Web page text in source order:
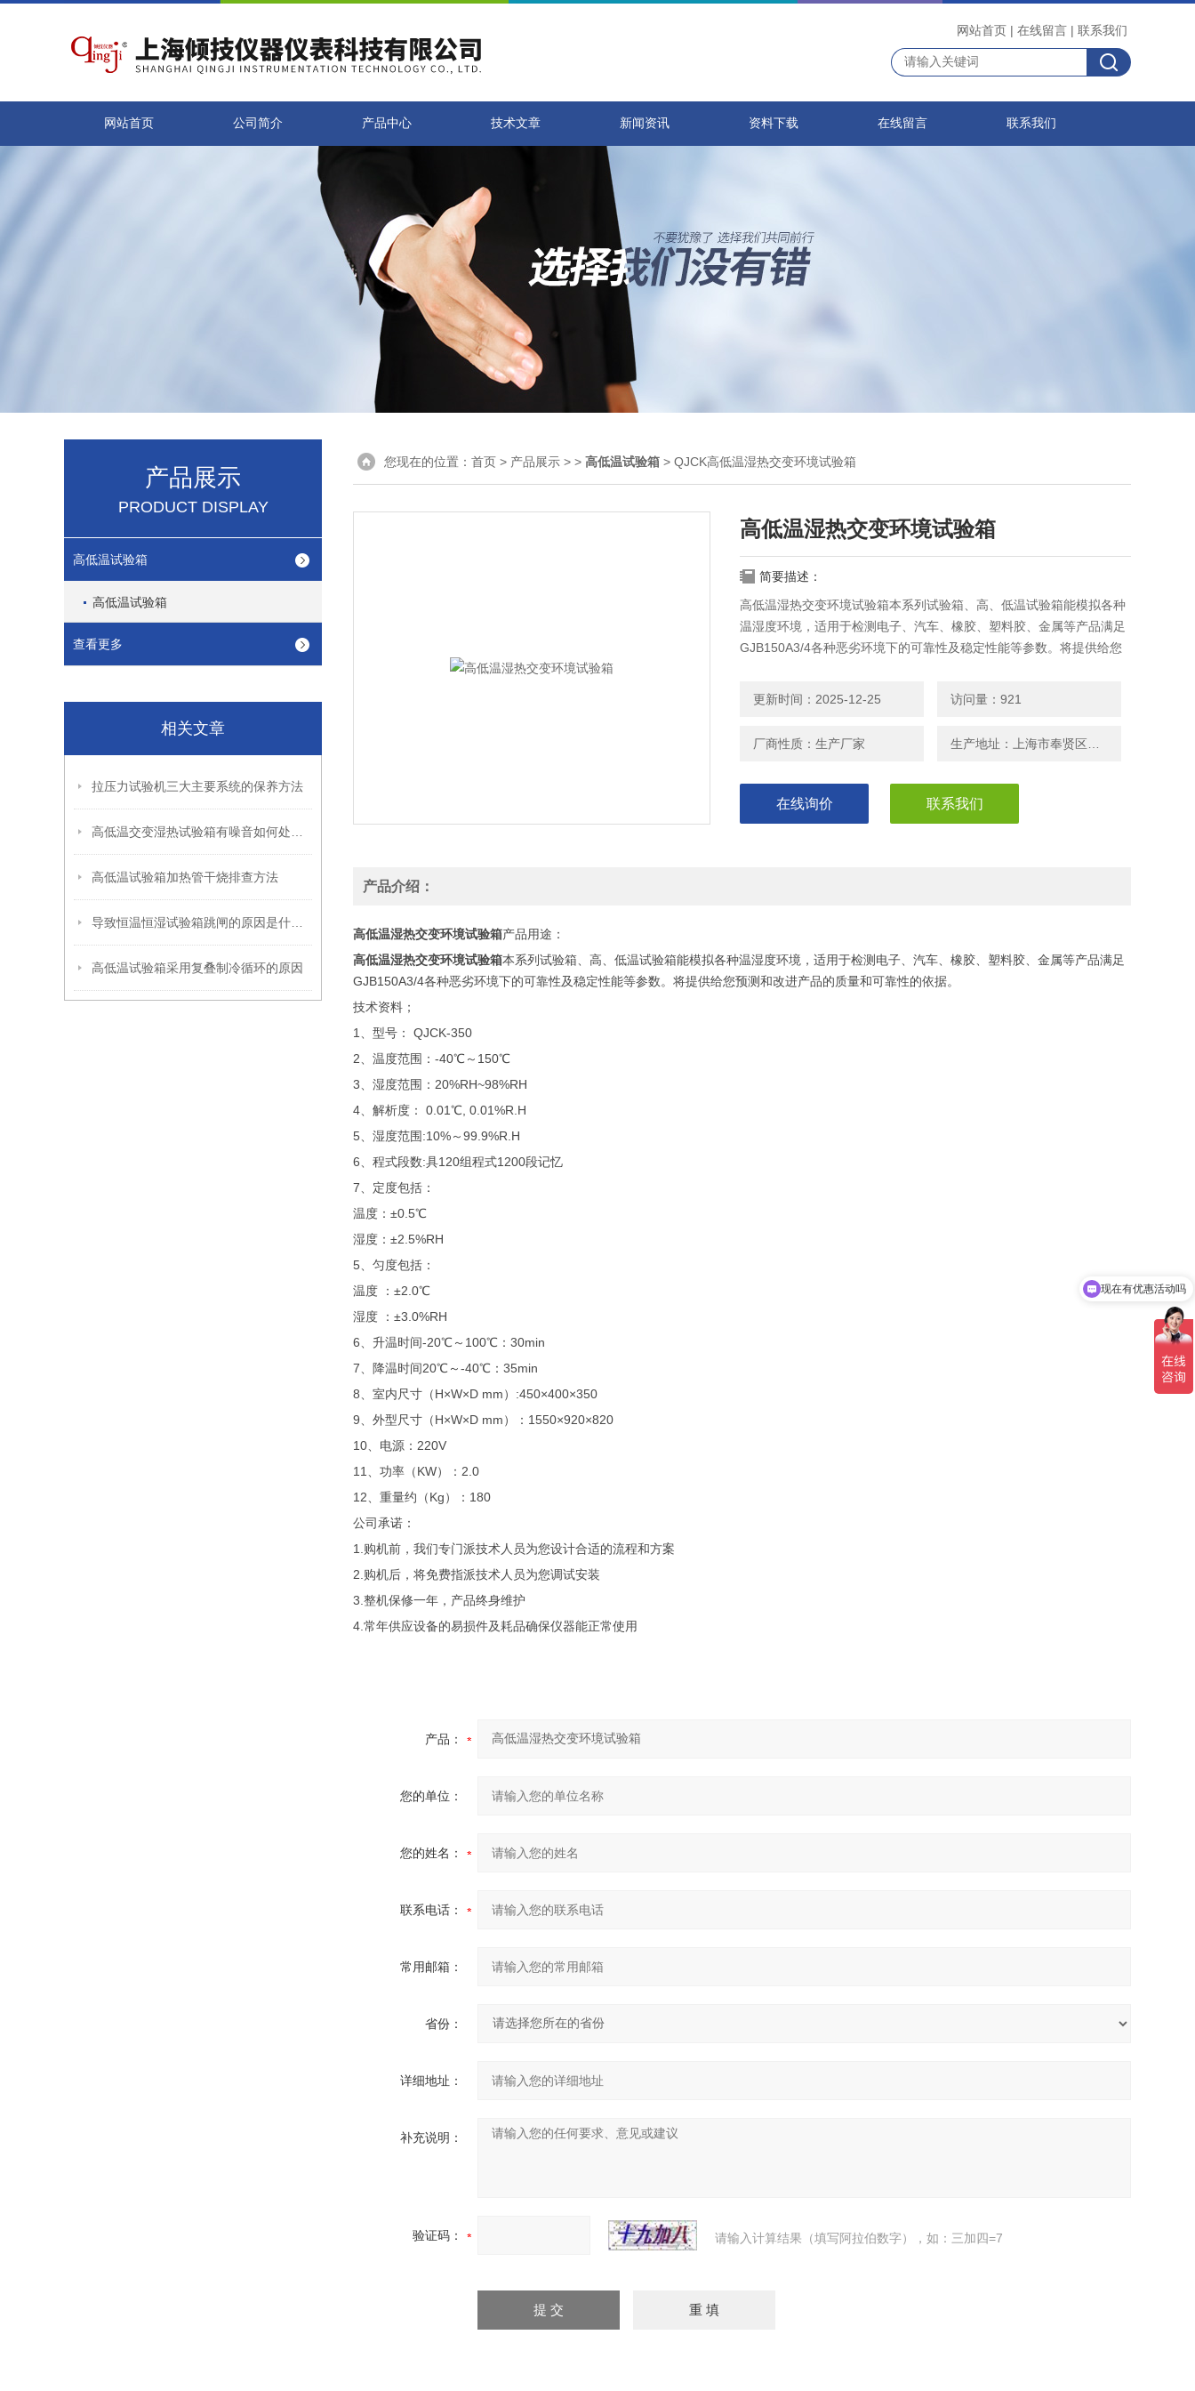
网站首页 | 在线留言 | 联系我们
网站首页 公司简介 产品中心 技术文章 新闻资讯 资料下载 在线留言 联系我们
产品展示
PRODUCT DISPLAY
高低温试验箱
高低温试验箱
查看更多
相关文章
拉压力试验机三大主要系统的保养方法
高低温试验箱加热管干烧排查方法
高低温试验箱采用复叠制冷循环的原因
您现在的位置： 首页 > 产品展示 > > 高低温试验箱 > QJCK高低温湿热交变环境试验箱
高低温湿热交变环境试验箱
简要描述：
高低温湿热交变环境试验箱本系列试验箱、高、低温试验箱能模拟各种
温湿度环境，适用于检测电子、汽车、橡胶、塑料胶、金属等产品满足
GJB150A3/4各种恶劣环境下的可靠性及稳定性能等参数。将提供给您
更新时间：2025-12-25 访问量：921
厂商性质：生产厂家
在线询价 联系我们
产品介绍：
高低温湿热交变环境试验箱产品用途：
高低温湿热交变环境试验箱本系列试验箱、高、低温试验箱能模拟各种温湿度环境，适用于检测电子、汽车、橡胶、塑料胶、金属等产品满足
GJB150A3/4各种恶劣环境下的可靠性及稳定性能等参数。将提供给您预测和改进产品的质量和可靠性的依据。
技术资料；
1、型号： QJCK-350
2、温度范围：-40℃～150℃
3、湿度范围：20%RH~98%RH
4、解析度： 0.01℃, 0.01%R.H
5、湿度范围:10%～99.9%R.H
6、程式段数:具120组程式1200段记忆
7、定度包括：
温度： ±0.5℃
湿度： ±2.5%RH
5、匀度包括：
温度
： ±2.0℃
湿度
： ±3.0%RH
6、升温时间-20℃～100℃：30min
7、降温时间20℃～-40℃：35min
8、室内尺寸（H×W×D mm）:450×400×350
9、外型尺寸（H×W×D mm）：1550×920×820
10、电源：220V
11、功率（KW）：2.0
12、重量约（Kg）：180
公司承诺：
1.购机前，我们专门派技术人员为您设计合适的流程和方案
2.购机后，将免费指派技术人员为您调试安装
3.整机保修一年，产品终身维护
4.常年供应设备的易损件及耗品确保仪器能正常使用
产品：
您的单位：
您的姓名：
联系电话：
常用邮箱：
省份：
详细地址：
补充说明：
验证码： 请输入计算结果（填写阿拉伯数字），如：三加四=7
现在有优惠活动吗